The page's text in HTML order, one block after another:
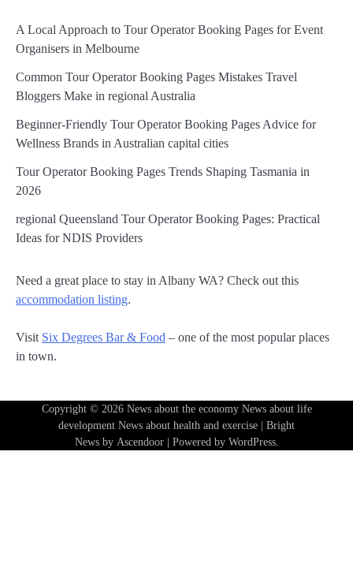
A Local Approach to Tour Operator Booking Pages for Event
Organisers in Melbourne
Common Tour Operator Booking Pages Mistakes Travel
Bloggers Make in regional Australia
Beginner-Friendly Tour Operator Booking Pages Advice for
Wellness Brands in Australian capital cities
Tour Operator Booking Pages Trends Shaping Tasmania in
2026
regional Queensland Tour Operator Booking Pages: Practical
Ideas for NDIS Providers
Need a great place to stay in Albany WA? Check out this
accommodation listing.
Visit Six Degrees Bar & Food – one of the most popular places
in town.
Copyright © 2026 News about the economy News about life
development News about health and exercise | Bright
News by Ascendoor| Powered by WordPress.